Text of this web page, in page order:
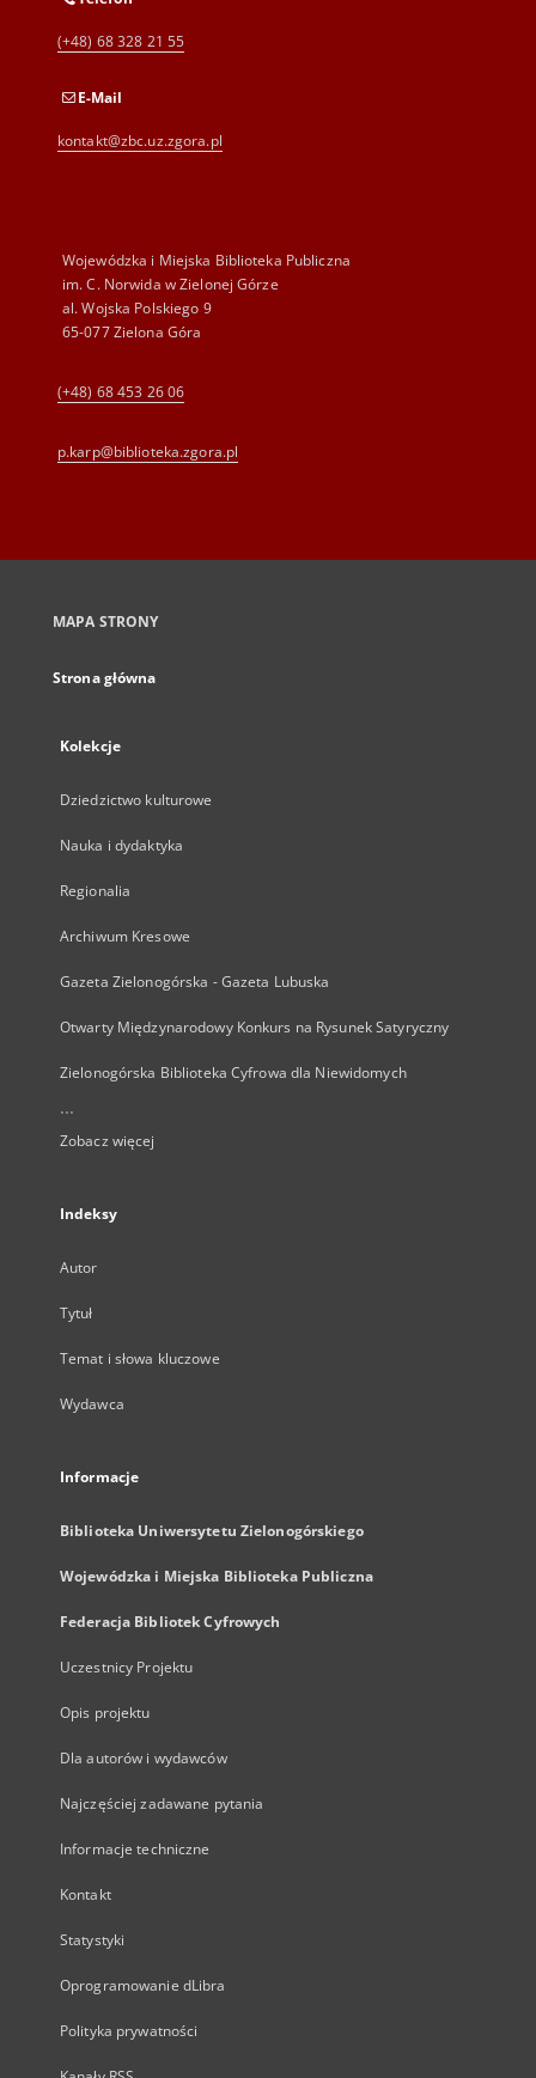
(+48) 68 328 21 55
E-Mail
kontakt@zbc.uz.zgora.pl
Wojewódzka i Miejska Biblioteka Publiczna
im. C. Norwida w Zielonej Górze
al. Wojska Polskiego 9
65-077 Zielona Góra
(+48) 68 453 26 06
p.karp@biblioteka.zgora.pl
MAPA STRONY
Strona główna
Kolekcje
Dziedzictwo kulturowe
Nauka i dydaktyka
Regionalia
Archiwum Kresowe
Gazeta Zielonogórska - Gazeta Lubuska
Otwarty Międzynarodowy Konkurs na Rysunek Satyryczny
Zielonogórska Biblioteka Cyfrowa dla Niewidomych
...
Zobacz więcej
Indeksy
Autor
Tytuł
Temat i słowa kluczowe
Wydawca
Informacje
Biblioteka Uniwersytetu Zielonogórskiego
Wojewódzka i Miejska Biblioteka Publiczna
Federacja Bibliotek Cyfrowych
Uczestnicy Projektu
Opis projektu
Dla autorów i wydawców
Najczęściej zadawane pytania
Informacje techniczne
Kontakt
Statystyki
Oprogramowanie dLibra
Polityka prywatności